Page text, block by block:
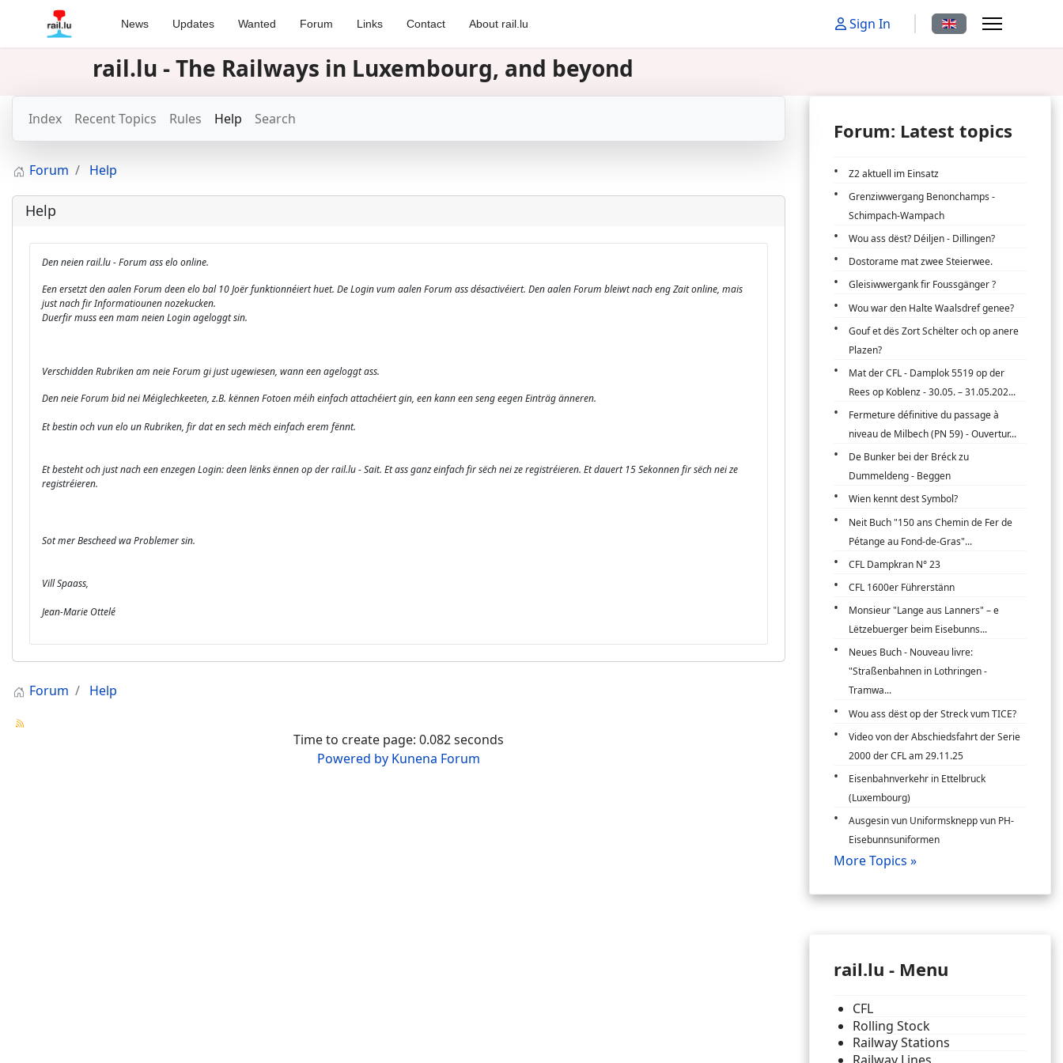
News Updates Wanted Forum Links Contact About rail.lu Sign In Select your language
rail.lu - The Railways in Luxembourg, and beyond
Index Recent Topics Rules Help Search
Forum Help
Help
Den neien rail.lu - Forum ass elo online.
Een ersetzt den aalen Forum deen elo bal 10 Joër funktionnéiert huet. De Login vum aalen Forum ass désactivéiert. Den aalen Forum bleiwt nach eng Zait online, mais
just nach fir Informatiounen nozekucken.
Duerfir muss een mam neien Login ageloggt sin.
Verschidden Rubriken am neie Forum gi just ugewiesen, wann een ageloggt ass.
Den neie Forum bid nei Méiglechkeeten, z.B. kënnen Fotoen méih einfach attachéiert gin, een kann een seng eegen Einträg änneren.
Et bestin och vun elo un Rubriken, fir dat en sech mëch einfach erem fënnt.
Et besteht och just nach een enzegen Login: deen lënks ënnen op der rail.lu - Sait. Et ass ganz einfach fir sëch nei ze registréieren. Et dauert 15 Sekonnen fir sëch nei ze
registréieren.
Sot mer Bescheed wa Problemer sin.
Vill Spaass,
Jean-Marie Ottelé
Forum Help
Time to create page: 0.082 seconds
Powered by Kunena Forum
Forum: Latest topics
Z2 aktuell im Einsatz
Grenziwwergang Benonchamps -
Schimpach-Wampach
Wou ass dëst? Déiljen - Dillingen?
Dostorame mat zwee Steierwee.
Gleisiwwergank fir Foussgänger ?
Wou war den Halte Waalsdref genee?
Gouf et dës Zort Schëlter och op anere
Plazen?
Mat der CFL - Damplok 5519 op der
Rees op Koblenz - 30.05. – 31.05.202...
Fermeture définitive du passage à
niveau de Milbech (PN 59) - Ouvertur...
De Bunker bei der Bréck zu
Dummeldeng - Beggen
Wien kennt dest Symbol?
Neit Buch "150 ans Chemin de Fer de
Pétange au Fond-de-Gras"...
CFL Dampkran N° 23
CFL 1600er Führerstänn
Monsieur "Lange aus Lanners" – e
Lëtzebuerger beim Eisebunns...
Neues Buch - Nouveau livre:
"Straßenbahnen in Lothringen -
Tramwa...
Wou ass dëst op der Streck vum TICE?
Video von der Abschiedsfahrt der Serie
2000 der CFL am 29.11.25
Eisenbahnverkehr in Ettelbruck
(Luxembourg)
Ausgesin vun Uniformsknepp vun PH-
Eisebunnsuniformen
More Topics »
rail.lu - Menu
CFL
Rolling Stock
Railway Stations